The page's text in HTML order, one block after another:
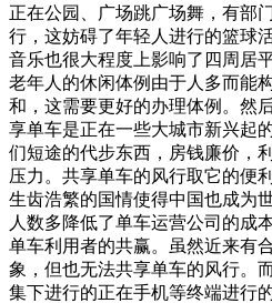
正在公园、广场跳广场舞，有部
行，这妨碍了年轻人进行的篮球
音乐也很大程度上影响了四周居
老年人的休闲体例由于人多而能
和，这需要更好的办理体例。然
享单车是正在一些大城市新兴起
们短途的代步东西，房钱廉价，
压力。共享单车的风行取它的便
生齿浩繁的国情使得中国也成为
人数多降低了单车运营公司的成
单车利用者的共赢。虽然近来有
象，但也无法共享单车的风行。
集下进行的正在手机等终端进行